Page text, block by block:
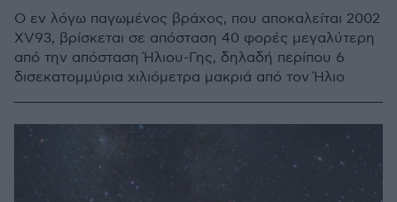
Ο εν λόγω παγωμένος βράχος, που αποκαλείται 2002
XV93, βρίσκεται σε απόσταση 40 φορές μεγαλύτερη
από την απόσταση Ήλιου-Γης, δηλαδή περίπου 6
δισεκατομμύρια χιλιόμετρα μακριά από τον Ήλιο